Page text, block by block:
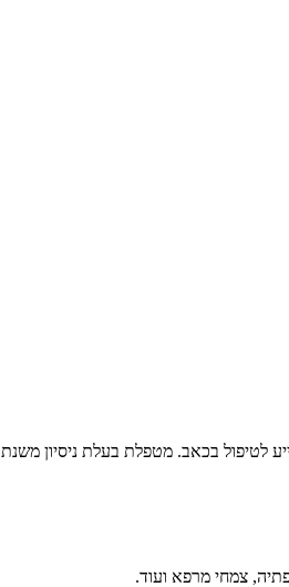
בכאב. מטפלת בעלת ניסיון משנת 2006.
צמחי מרפא ועוד.